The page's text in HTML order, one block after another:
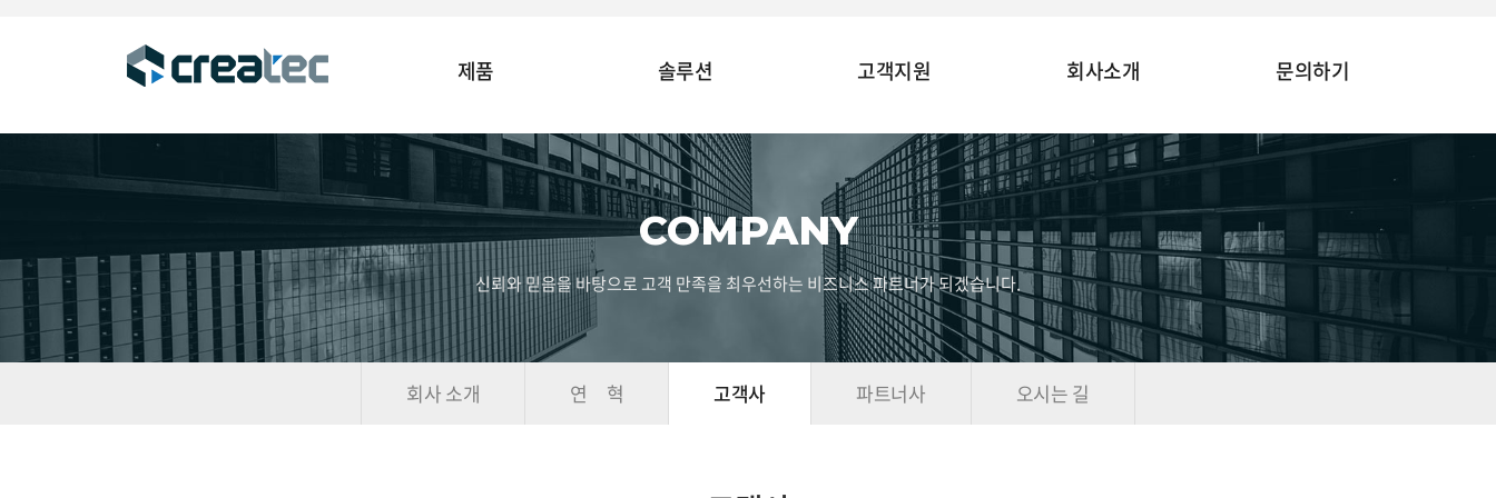
제품 솔루션 고객지원 회사소개 문의하기
COMPANY
신뢰와 믿음을 바탕으로 고객 만족을 최우선하는 비즈니스 파트너가 되겠습니다.
회사 소개 연 혁 고객사 파트너사 오시는 길